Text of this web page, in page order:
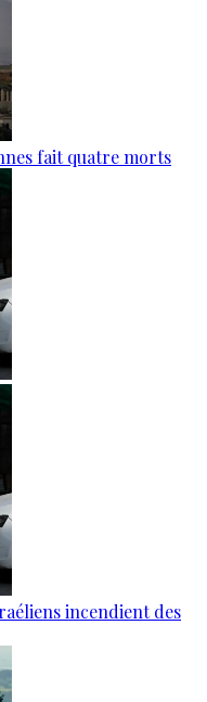
fait quatre morts
incendient des